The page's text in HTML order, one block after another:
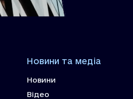
Новини та медіа
Новини
Відео